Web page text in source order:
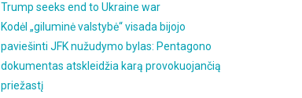
Trump seeks end to Ukraine war
Kodėl „giluminė valstybė“ visada bijojo
paviešinti JFK nužudymo bylas: Pentagono
dokumentas atskleidžia karą provokuojančią
priežastį